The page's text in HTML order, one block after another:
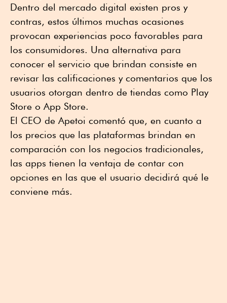
Dentro del mercado digital existen pros y
contras, estos últimos muchas ocasiones
provocan experiencias poco favorables para
los consumidores. Una alternativa para
conocer el servicio que brindan consiste en
revisar las calificaciones y comentarios que los
usuarios otorgan dentro de tiendas como Play
Store o App Store.
El CEO de Apetoi comentó que, en cuanto a
los precios que las plataformas brindan en
comparación con los negocios tradicionales,
las apps tienen la ventaja de contar con
opciones en las que el usuario decidirá qué le
conviene más.